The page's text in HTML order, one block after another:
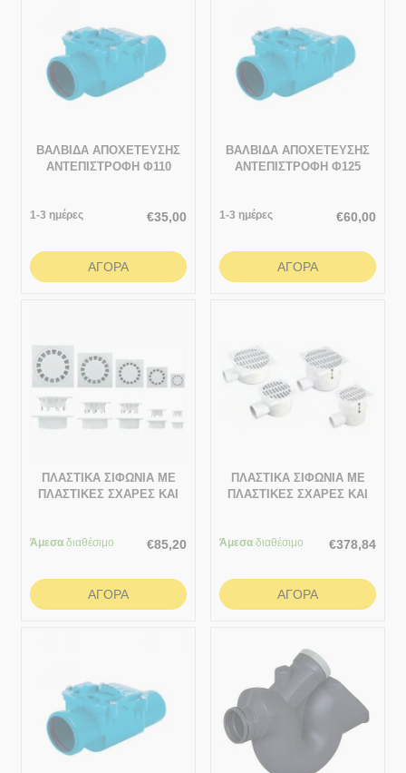
ΒΑΛΒΙΔΑ ΑΠΟΧΕΤΕΥΣΗΣ
ΑΝΤΕΠΙΣΤΡΟΦΗ Φ110
1-3 ημέρες €35,00
ΑΓΟΡΆ
ΒΑΛΒΙΔΑ ΑΠΟΧΕΤΕΥΣΗΣ
ΑΝΤΕΠΙΣΤΡΟΦΗ Φ125
1-3 ημέρες €60,00
ΑΓΟΡΆ
ΠΛΑΣΤΙΚΑ ΣΙΦΩΝΙΑ ΜΕ
ΠΛΑΣΤΙΚΕΣ ΣΧΑΡΕΣ ΚΑΙ
ΣΥΣΚΕΥΑΣΙΑ 250x250
Άμεσα διαθέσιμο €85,20
ΑΓΟΡΆ
ΠΛΑΣΤΙΚΑ ΣΙΦΩΝΙΑ ΜΕ
ΠΛΑΣΤΙΚΕΣ ΣΧΑΡΕΣ ΚΑΙ
Άμεσα διαθέσιμο €378,84
ΑΓΟΡΆ